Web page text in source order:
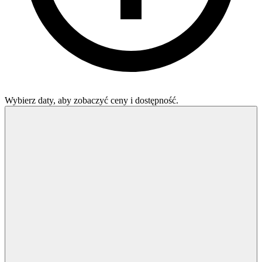
Wybierz daty, aby zobaczyć ceny i dostępność.